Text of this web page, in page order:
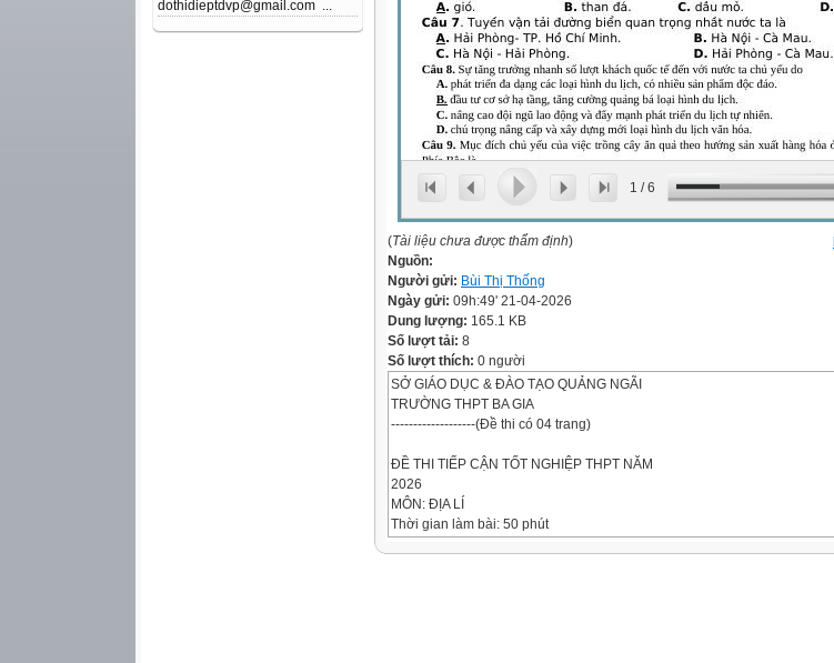
dothidieptdvp@gmail.com ...
1 /6
(Tài liệu chưa được thẩm định)
Nguồn:
Người gửi: Bùi Thị Thống
Ngày gửi: 09h:49' 21-04-2026
Dung lượng: 165.1 KB
Số lượt tải: 8
Số lượt thích: 0 người
SỞ GIÁO DỤC & ĐÀO TẠO QUẢNG NGÃI
TRƯỜNG THPT BA GIA
-------------------(Đề thi có 04 trang)
ĐỀ THI TIẾP CẬN TỐT NGHIỆP THPT NĂM
2026
MÔN: ĐỊA LÍ
Thời gian làm bài: 50 phút